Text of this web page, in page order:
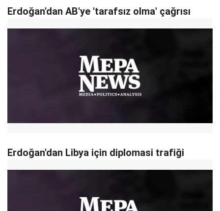
Erdoğan'dan AB'ye 'tarafsız olma' çağrısı
Erdoğan'dan Libya için diplomasi trafiği